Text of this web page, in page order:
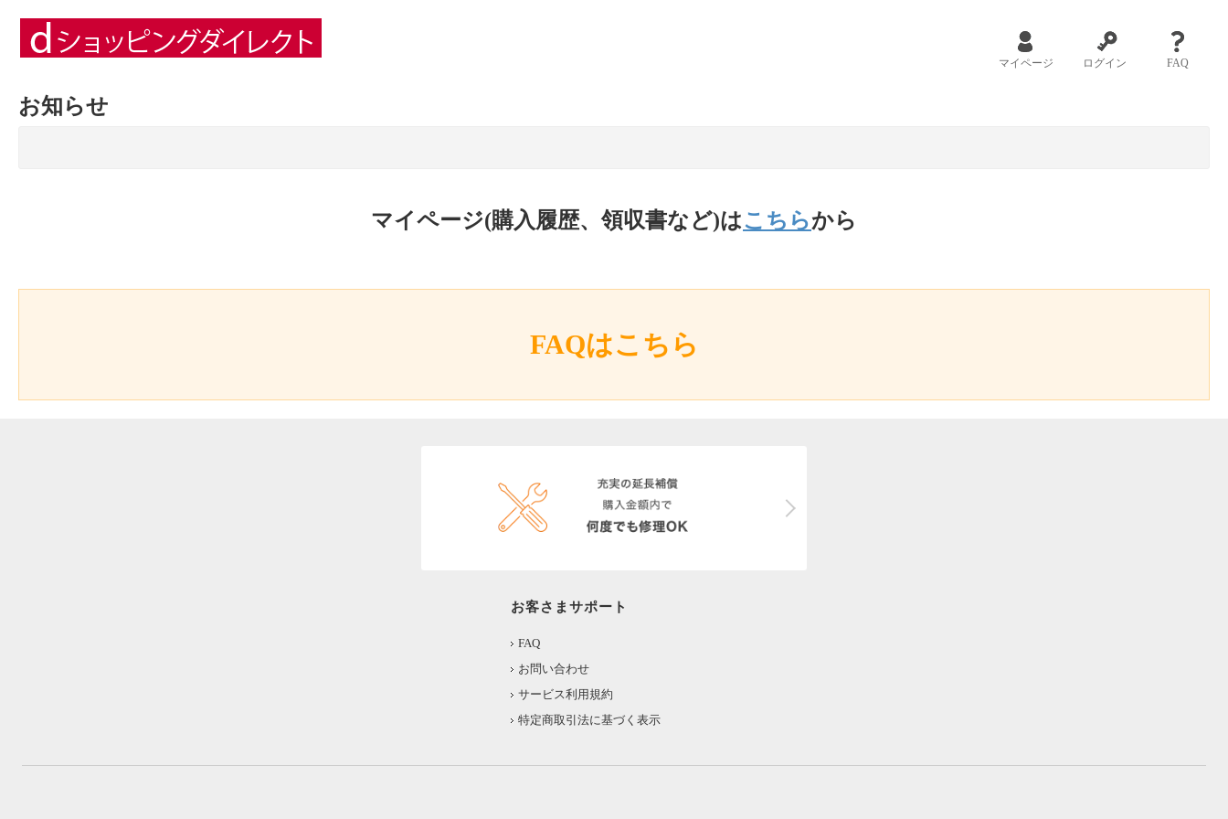
マイページ ログイン FAQ
お知らせ
マイページ(購入履歴、領収書など)はこちらから
FAQはこちら
お客さまサポート
FAQ
お問い合わせ
サービス利用規約
特定商取引法に基づく表示